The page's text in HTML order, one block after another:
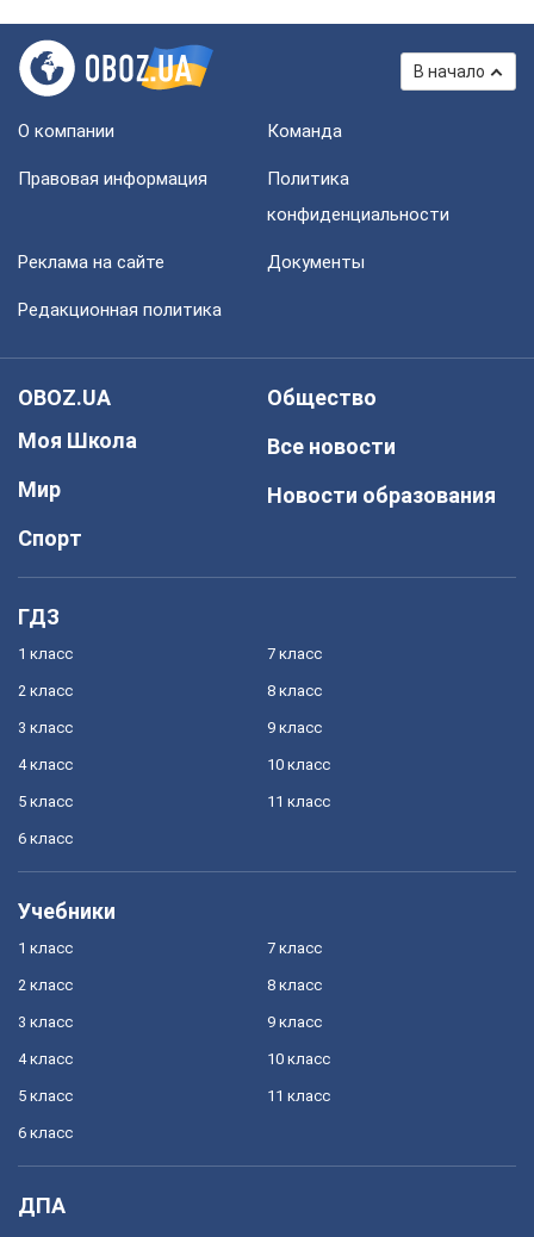
В начало
О компании Команда
Правовая информация
Политика
конфиденциальности
Реклама на сайте Документы
Редакционная политика
OBOZ.UA
Моя Школа
Мир
Спорт
Общество
Все новости
Новости образования
ГДЗ
1 класс
2 класс
3 класс
4 класс
5 класс
6 класс
7 класс
8 класс
9 класс
10 класс
11 класс
Учебники
1 класс
2 класс
3 класс
4 класс
5 класс
6 класс
7 класс
8 класс
9 класс
10 класс
11 класс
ДПА